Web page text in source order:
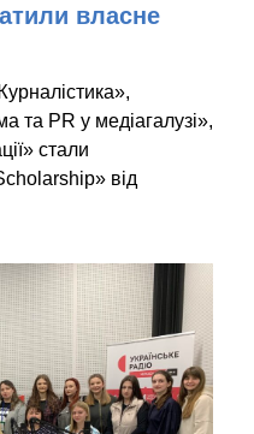
власне
та PR у медіагалузі»,
стали
від